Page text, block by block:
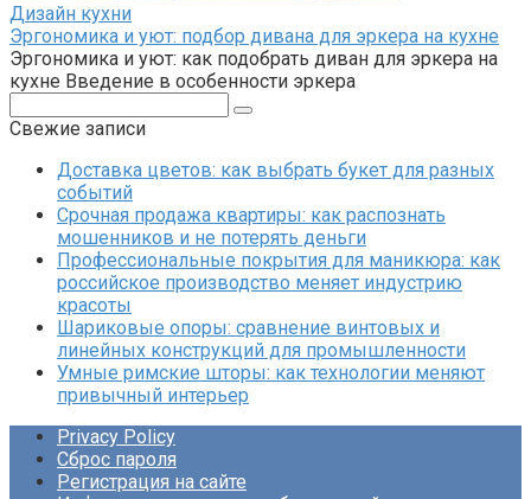
Дизайн кухни
Эргономика и уют: подбор дивана для эркера на кухне
Эргономика и уют: как подобрать диван для эркера на
кухне Введение в особенности эркера
Свежие записи
Доставка цветов: как выбрать букет для разных
событий
Срочная продажа квартиры: как распознать
мошенников и не потерять деньги
Профессиональные покрытия для маникюра: как
российское производство меняет индустрию
красоты
Шариковые опоры: сравнение винтовых и
линейных конструкций для промышленности
Умные римские шторы: как технологии меняют
привычный интерьер
Privacy Policy
Сброс пароля
Регистрация на сайте